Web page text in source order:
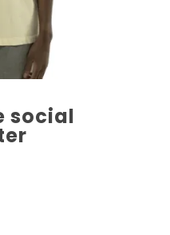
social